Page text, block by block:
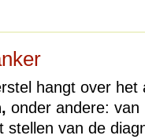
hangt over het
onder andere:
stellen van de